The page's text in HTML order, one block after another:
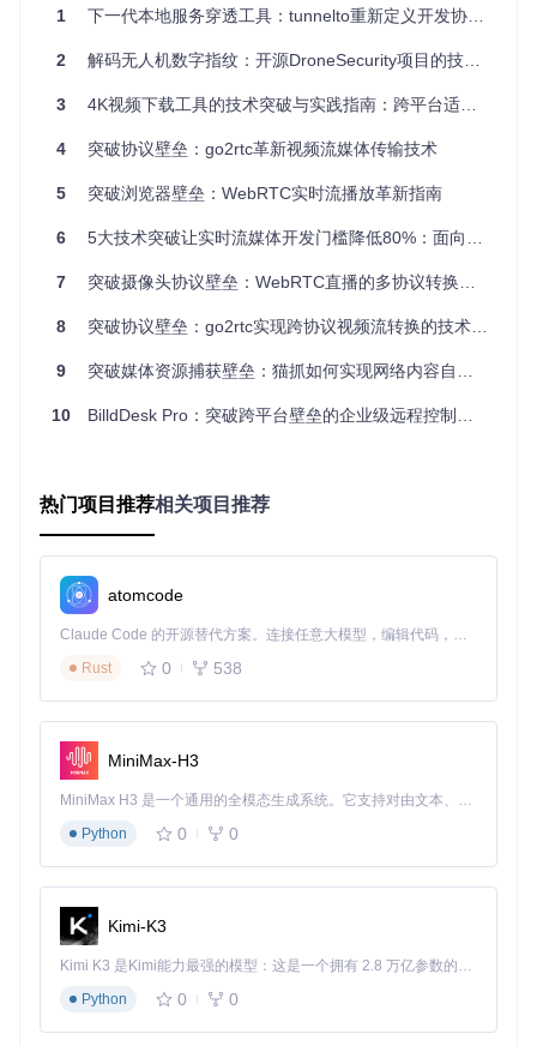
技术解析：Rust异步架构的性能优势
tunnelto采用Rust语言开发，依托tokio异步运行时实现高并发
发节点、加密通信层。本地代理负责监听指定端口并建立与云
而TLS加密则确保数据传输安全。这种设计使工具在保持低资
技术参数对比表
特性指标
tunnel
传统端口转发
同类工具平均
启动时间
<300m
依赖手动配置 1-3秒
并发连接
支持
受路由器性能
限制
内存占用 ~10MB 依赖系统服务
跨平台支
持
技术选型对比：为何选择tunnelto？
与同类工具相比，tunnelto展现出显著优势：
相比ngrok：开源可自托管，避免服务依赖风险
相比localtunnel：Rust实现带来更高性能，内存占用降低6
0%
相比frp：无需复杂配置文件，命令行参数即可完成所有设
置
创新应用：超越基础转发的使用场景
多设备同步调试
通过tunnelto同时暴露多个本地服务，实现前端、后端、移动
端的协同调试。例如：
1 下一代本地服务穿透工具：tunnelto重新定义开发协作边界
2 解码无人机数字指纹：开源DroneSecurity项目的技术革命
3 4K视频下载工具的技术突破与实践指南：跨平台适配与智能调度的价值创造
4 突破协议壁垒：go2rtc革新视频流媒体传输技术
5 突破浏览器壁垒：WebRTC实时流播放革新指南
6 5大技术突破让实时流媒体开发门槛降低80%：面向全栈开发者的ZLMediaKit实战指南
7 突破摄像头协议壁垒：WebRTC直播的多协议转换解决方案
8 突破协议壁垒：go2rtc实现跨协议视频流转换的技术革新
9 突破媒体资源捕获壁垒：猫抓如何实现网络内容自由获取
10 BilldDesk Pro：突破跨平台壁垒的企业级远程控制解决方案
热门项目推荐相关项目推荐
atomcode
Claude Code 的开源替代方案。连接任意大模型，编辑代码，运行命令，自动验证 — 全自动执行。用 Rust 构建，极致性能。 ｜ An open-source alternative to Claude Code. Connect any LLM, edit code, run commands, and verify changes — autonomously. Built in Rust for speed. Get Started
Rust
0 538
MiniMax-H3
MiniMax H3 是一个通用的全模态生成系统。它支持对由文本、图像、视频和音频组成的多模态上下文进行统一理解，并能生成分辨率高达 2K、时长可达 15 秒的带原生立体声音频的视频。得益于面向任务泛化的系统设计，H3 在预训练阶段就已具备广泛的多模态上下文理解与生成能力，能够出色地执行复杂的多模态指令。
Python
0 0
Kimi-K3
Kimi K3 是Kimi能力最强的模型：这是一个拥有 2.8 万亿参数的混合专家（MoE）模型，具备原生视觉理解能力，并支持 100 万 token 的上下文窗口。
Python
0 0